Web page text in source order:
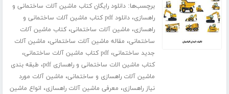
برچسب‌ها:دانلود رایگان کتاب ماشین آلات ساختمانی و
راهسازی،
دانلود pdf کتاب ماشین آلات ساختمانی و
راهسازی، ماشین آلات ساختمانی،کتاب ماشین آلات
ساختمانی، مقاله ماشین آلات ساختمانی، ماشین آلات
جدید ساختمانی،pdf کتاب ماشین آلات ساختمانی ،
کتاب ماشین الات ساختمانی و راهسازی pdf ، طبقه بندی
ماشین آلات راهسازی و ساختمانی، ماشین آلات مورد
نیاز راهسازی، معرفی ماشین آلات راهسازی، انواع ماشین